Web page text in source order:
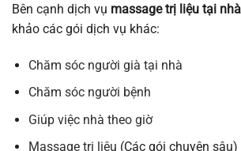
Bên cạnh dịch vụ massage trị liệu tại nhà
khảo các gói dịch vụ khác:
Chăm sóc người già tại nhà
Chăm sóc người bệnh
Giúp việc nhà theo giờ
Massage trị liệu (Các gói chuyên sâu)